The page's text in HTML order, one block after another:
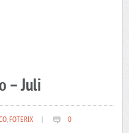
– Juli
,FOTERIX 0